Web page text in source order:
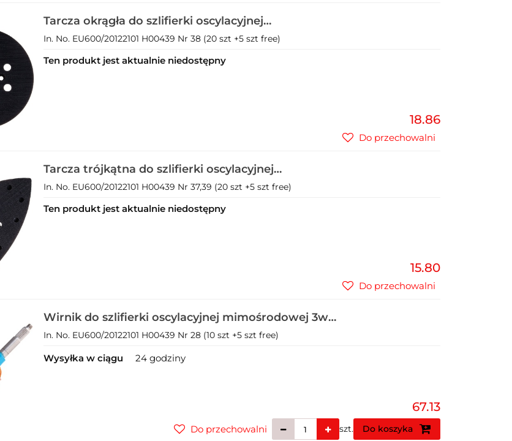
Tarcza okrągła do szlifierki oscylacyjnej
mimośrodowej 3w1 230V (1)
In. No. EU600/20122101 H00439 Nr 38 (20 szt +5 szt free)
Ten produkt jest aktualnie niedostępny
18.86
Do przechowalni
Tarcza trójkątna do szlifierki oscylacyjnej
mimośrodowej 3w1 230V (1)
In. No. EU600/20122101 H00439 Nr 37,39 (20 szt +5 szt free)
Ten produkt jest aktualnie niedostępny
15.80
Do przechowalni
Wirnik do szlifierki oscylacyjnej mimośrodowej 3w1
230V (1)
In. No. EU600/20122101 H00439 Nr 28 (10 szt +5 szt free)
Wysyłka w ciągu 24 godziny
67.13
szt. Do koszyka
Do przechowalni